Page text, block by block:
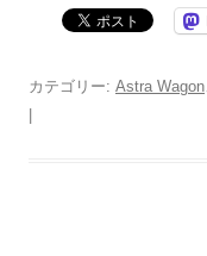
カテゴリー: Astra Wagon
|